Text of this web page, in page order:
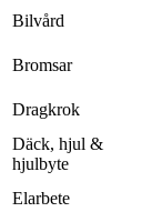
Bilvård
Bromsar
Dragkrok
Däck, hjul &
hjulbyte
Elarbete